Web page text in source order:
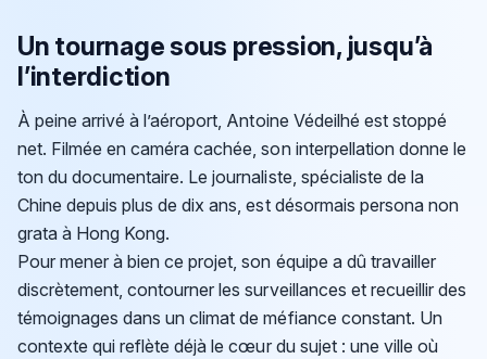
Un tournage sous pression, jusqu’à
l’interdiction
À peine arrivé à l’aéroport, Antoine Védeilhé est stoppé
net. Filmée en caméra cachée, son interpellation donne le
ton du documentaire. Le journaliste, spécialiste de la
Chine depuis plus de dix ans, est désormais persona non
grata à Hong Kong.
Pour mener à bien ce projet, son équipe a dû travailler
discrètement, contourner les surveillances et recueillir des
témoignages dans un climat de méfiance constant. Un
contexte qui reflète déjà le cœur du sujet : une ville où